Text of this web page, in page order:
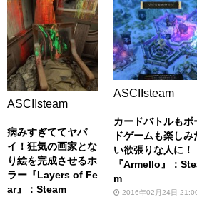
ASCIIsteam
病みすぎててヤバ
イ！狂気の画家とな
り絵を完成させるホ
ラー『Layers of Fe
ar』：Steam
ASCIIsteam
カードバトルもボ
ドゲームも楽しみ
い欲張りな人に！
『Armello』：
m
2016年02月24日